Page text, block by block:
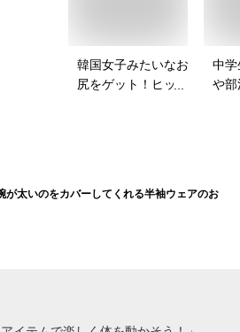
韓国女子みたいなお
尻をゲット！ヒップ
中学
や部
が太いのをカバーしてくれる半袖ウェアのお